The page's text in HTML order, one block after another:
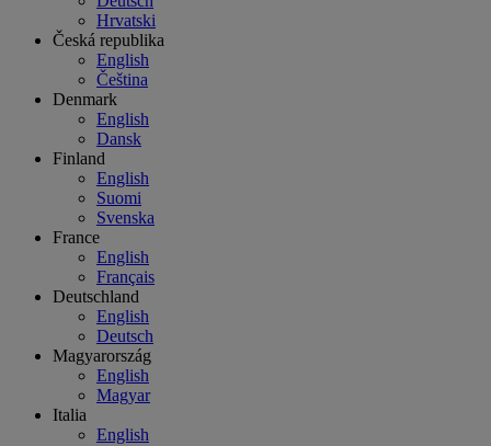
Hrvatski
Česká republika
English
Čeština
Denmark
English
Dansk
Finland
English
Suomi
Svenska
France
English
Français
Deutschland
English
Deutsch
Magyarország
English
Magyar
Italia
English